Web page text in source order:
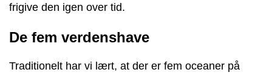
frigive den igen over tid.
De fem verdenshave
Traditionelt har vi lært, at der er fem oceaner på